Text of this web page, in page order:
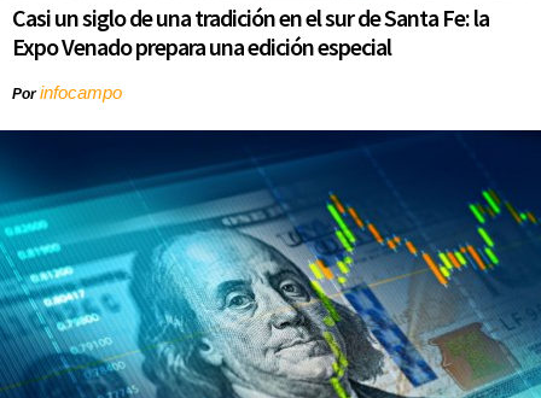
Casi un siglo de una tradición en el sur de Santa Fe: la
Expo Venado prepara una edición especial
Porinfocampo